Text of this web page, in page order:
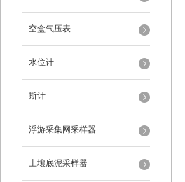
空盒气压表
水位计
斯计
浮游采集网采样器
土壤底泥采样器